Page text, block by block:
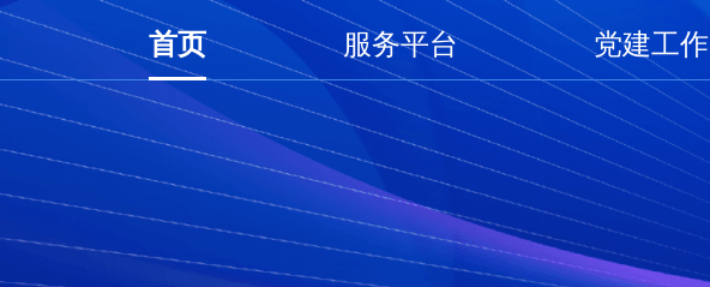
首页 服务平台 党建工作